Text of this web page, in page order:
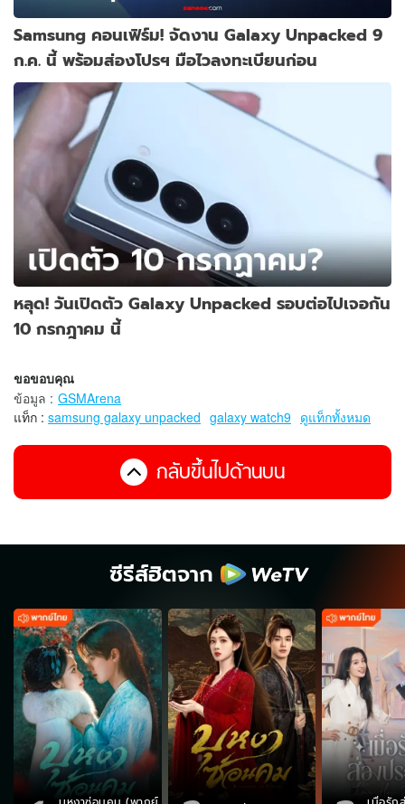
Samsung คอนเฟิร์ม! จัดงาน Galaxy Unpacked 9
ก.ค. นี้ พร้อมส่องโปรฯ มือไวลงทะเบียนก่อน
หลุด! วันเปิดตัว Galaxy Unpacked รอบต่อไปเจอกัน
10 กรกฎาคม นี้
ขอขอบคุณ
ข้อมูล : GSMArena
แท็ก : samsung galaxy unpacked galaxy watch9 ดูแท็กทั้งหมด
กลับขึ้นไปด้านบน
ซีรีส์ฮิตจาก